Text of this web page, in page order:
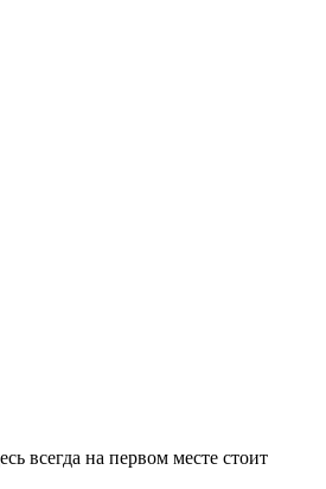
всегда на первом месте стоит